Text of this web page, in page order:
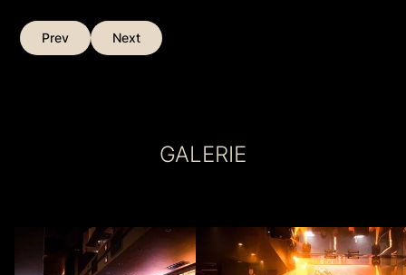
Prev Next
GALERIE